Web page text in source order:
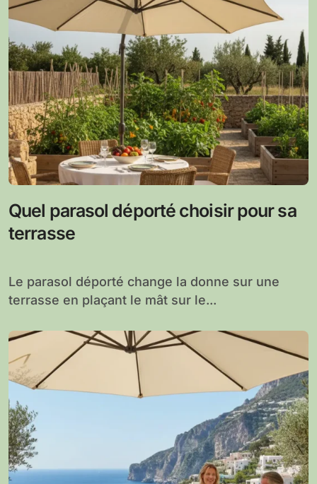
Quel parasol déporté choisir pour sa
terrasse
Le parasol déporté change la donne sur une
terrasse en plaçant le mât sur le...